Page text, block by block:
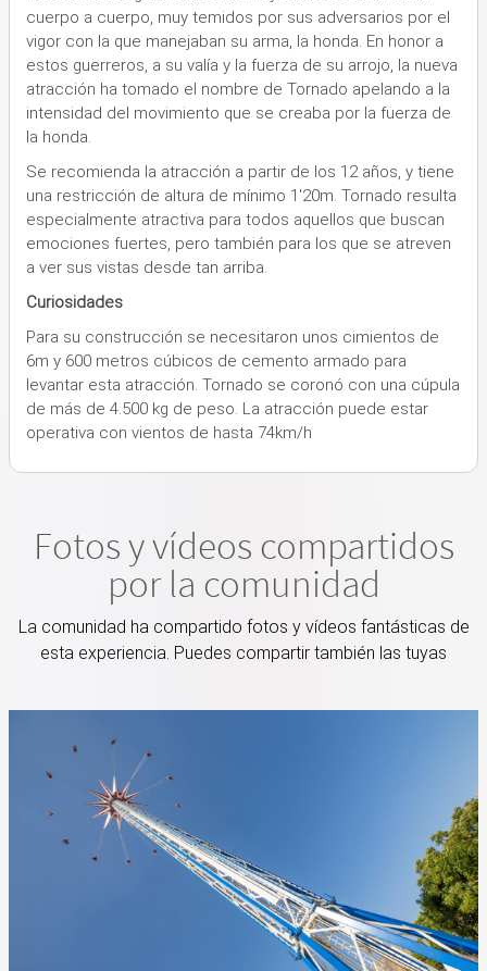
cuerpo a cuerpo, muy temidos por sus adversarios por el
vigor con la que manejaban su arma, la honda. En honor a
estos guerreros, a su valía y la fuerza de su arrojo, la nueva
atracción ha tomado el nombre de Tornado apelando a la
intensidad del movimiento que se creaba por la fuerza de
la honda.
Se recomienda la atracción a partir de los 12 años, y tiene
una restricción de altura de mínimo 1'20m. Tornado resulta
especialmente atractiva para todos aquellos que buscan
emociones fuertes, pero también para los que se atreven
a ver sus vistas desde tan arriba.
Curiosidades
Para su construcción se necesitaron unos cimientos de
6m y 600 metros cúbicos de cemento armado para
levantar esta atracción. Tornado se coronó con una cúpula
de más de 4.500 kg de peso. La atracción puede estar
operativa con vientos de hasta 74km/h
Fotos y vídeos compartidos
por la comunidad
La comunidad ha compartido fotos y vídeos fantásticas de
esta experiencia. Puedes compartir también las tuyas